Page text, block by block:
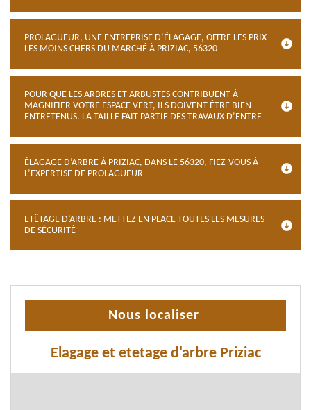
PROLAGUEUR, UNE ENTREPRISE D’ÉLAGAGE, OFFRE LES PRIX
LES MOINS CHERS DU MARCHÉ À PRIZIAC, 56320
POUR QUE LES ARBRES ET ARBUSTES CONTRIBUENT À
MAGNIFIER VOTRE ESPACE VERT, ILS DOIVENT ÊTRE BIEN
ENTRETENUS. LA TAILLE FAIT PARTIE DES TRAVAUX D’ENTRE
ÉLAGAGE D’ARBRE À PRIZIAC, DANS LE 56320, FIEZ-VOUS À
L’EXPERTISE DE PROLAGUEUR
ETÊTAGE D’ARBRE : METTEZ EN PLACE TOUTES LES MESURES
DE SÉCURITÉ
Nous localiser
Elagage et etetage d'arbre Priziac